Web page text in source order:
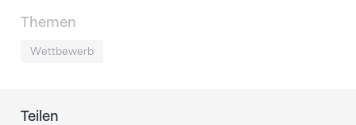
Themen
Wettbewerb
Teilen